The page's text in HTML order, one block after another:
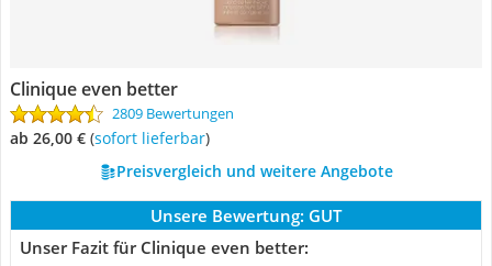
Clinique even better
2809 Bewertungen
ab 26,00 € ( Sofort lieferbar)
Preisvergleich und weitere Angebote
Unsere Bewertung: GUT
Unser Fazit für Clinique even better: